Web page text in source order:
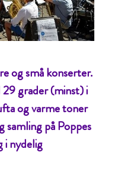
og små konserter.
29 grader (minst) i
og varme toner
samling på Poppes
i nydelig